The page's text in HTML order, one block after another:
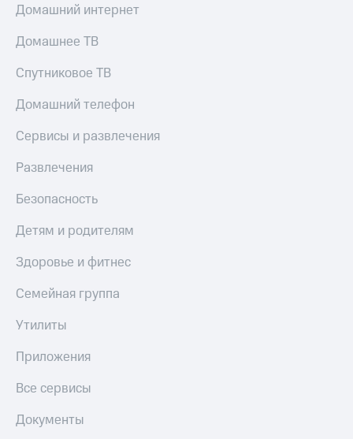
Накопления
Откладывайте
и получайте
Платежи
переводы
Пополнить
номер
МТС
автоплатежа
Пополнить
другого
интернета
ТВ
Переводы
до 40%
на смартфоны
покупке
МТС
Домашний интернет
Домашнее ТВ
Спутниковое ТВ
Домашний телефон
Сервисы и развлечения
Развлечения
Безопасность
Детям и родителям
Здоровье и фитнес
Семейная группа
Утилиты
Приложения
Все сервисы
Документы